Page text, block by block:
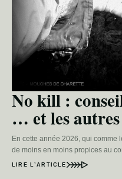
No kill :
… et les
En cette année 2026, qui comme
de moins en moins propices au
LIRE L’ARTICLE